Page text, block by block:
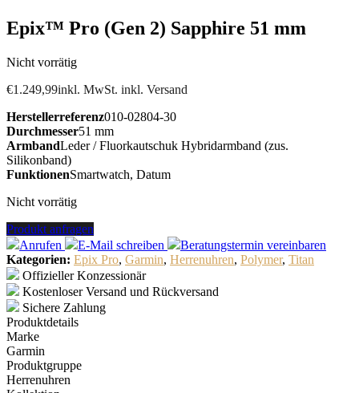
Epix™ Pro (Gen 2) Sapphire 51 mm
Nicht vorrätig
€1.249,99inkl. MwSt. inkl. Versand
Herstellerreferenz010-02804-30
Durchmesser51 mm
ArmbandLeder / Fluorkautschuk Hybridarmband (zus.
Silikonband)
FunktionenSmartwatch, Datum
Nicht vorrätig
Produkt anfragen
Anrufen
E-Mail schreiben Beratungstermin vereinbaren
Kategorien: Epix Pro, Garmin, Herrenuhren, Polymer, Titan
Offizieller Konzessionär
Kostenloser Versand und Rückversand
Sichere Zahlung
Produktdetails
Marke
Garmin
Produktgruppe
Herrenuhren